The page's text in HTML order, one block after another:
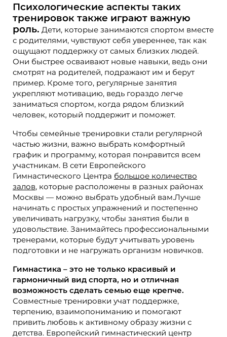
Психологические аспекты таких
тренировок также играют важную
роль. Дети, которые занимаются спортом вместе
с родителями, чувствуют себя увереннее, так как
ощущают поддержку от самых близких людей.
Они быстрее осваивают новые навыки, ведь они
смотрят на родителей, подражают им и берут
пример. Кроме того, регулярные занятия
укрепляют мотивацию, ведь гораздо легче
заниматься спортом, когда рядом близкий
человек, который поддержит и поможет.
Чтобы семейные тренировки стали регулярной
частью жизни, важно выбрать комфортный
график и программу, которая понравится всем
участникам. В сети Европейского
Гимнастического Центра большое количество
залов, которые расположены в разных районах
Москвы — можно выбрать удобный вам.Лучше
начинать с простых упражнений и постепенно
увеличивать нагрузку, чтобы занятия были в
удовольствие. Занимайтесь профессиональными
тренерами, которые будут учитывать уровень
подготовки и не нагружать организм новичков.
Гимнастика – это не только красивый и
гармоничный вид спорта, но и отличная
возможность сделать семью еще крепче.
Совместные тренировки учат поддержке,
терпению, взаимопониманию и помогают
привить любовь к активному образу жизни с
детства. Европейский гимнастический центр